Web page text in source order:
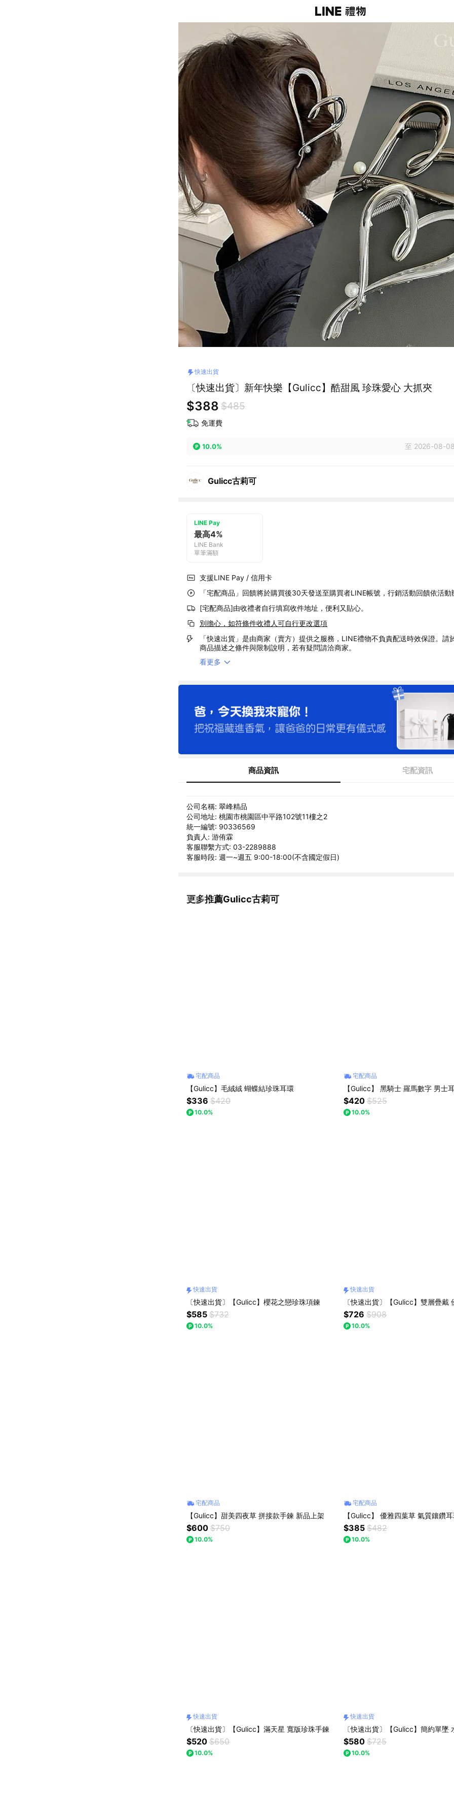
快速出貨
〔快速出貨〕新年快樂【Gulicc】酷甜風 珍珠愛心 大抓夾
$388 $485
免運費
10.0% 至 2026-08-
Gulicc古莉可
LINE Pay
最高4%
LINE Bank
單筆滿額
支援LINE Pay / 信用卡
「宅配商品」回饋將於購買後30天發送至購買者LINE帳號，行銷活動回饋依活動
[宅配商品]由收禮者自行填寫收件地址，便利又貼心。
別擔心，如符條件收禮人可自行更改選項
「快速出貨」是由商家（賣方）提供之服務，LINE禮物不負責配送時效保證。請
商品描述之條件與限制說明，若有疑問請洽商家。
看更多
商品資訊 宅配資訊
公司名稱: 翠峰精品
公司地址: 桃園市桃園區中平路102號11樓之2
統一編號: 90336569
負責人: 游侑霖
客服聯繫方式: 03-2289888
客服時段: 週一~週五 9:00-18:00(不含國定假日)
更多推薦Gulicc古莉可
看更多
宅配商品
【Gulicc】毛絨絨 蝴蝶結珍珠耳環
$336 $420
10.0%
宅配商品
【Gulicc】 黑騎士 羅馬數字 男士
$420 $525
10.0%
快速出貨
〔快速出貨〕【Gulicc】櫻花之戀珍珠項鍊
$585 $732
10.0%
快速出貨
〔快速出貨〕【Gulicc】雙層疊戴
$726 $908
10.0%
宅配商品
【Gulicc】甜美四夜草 拼接款手鍊 新品上架
$600 $750
10.0%
宅配商品
【Gulicc】 優雅四葉草 氣質鑲鑽
$385 $482
10.0%
快速出貨
〔快速出貨〕【Gulicc】滿天星 寬版珍珠手鍊
$520 $650
10.0%
快速出貨
〔快速出貨〕【Gulicc】簡約單墜
$580 $725
10.0%